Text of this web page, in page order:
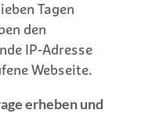
Tagen
den
IP-Adresse
Webseite.
erheben und